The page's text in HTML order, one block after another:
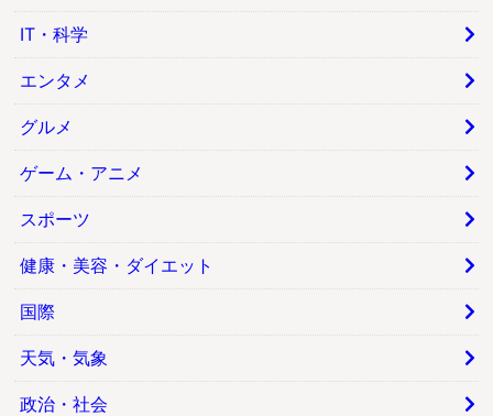
IT・科学
エンタメ
グルメ
ゲーム・アニメ
スポーツ
健康・美容・ダイエット
国際
天気・気象
政治・社会